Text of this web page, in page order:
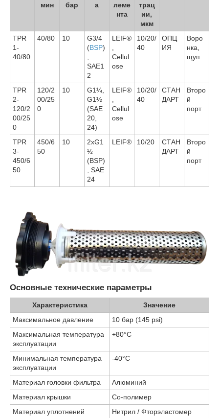
мин
бар
а
леме
нта
трац
ии,
мкм
TPR
1-
40/80
40/80 10
G3/4
(BSP)
SAE1
2
LEIF®
Cellul
ose
10/20/
40
ОПЦ
ИЯ
Воро
нка,
щуп
TPR
2-
120/2
00/25
0
120/2
00/25
0
10
G1¼,
G1½
(SAE
20,
24)
LEIF®
Cellul
ose
10/20/
40
СТАН
ДАРТ
Второ
й
порт
TPR
3-
450/6
50
450/6
50
10
2xG1
½
(BSP)
, SAE
24
LEIF® 10/20
СТАН
ДАРТ
Второ
й
порт
Основные технические параметры
Характеристика
Значение
Максимальное давление
10 бар (145 psi)
Максимальная температура
эксплуатации
+80°C
Минимальная температура
эксплуатации
-40°C
Материал головки фильтра
Алюминий
Материал крышки
Со-полимер
Материал уплотнений
Нитрил / Фторэластомер